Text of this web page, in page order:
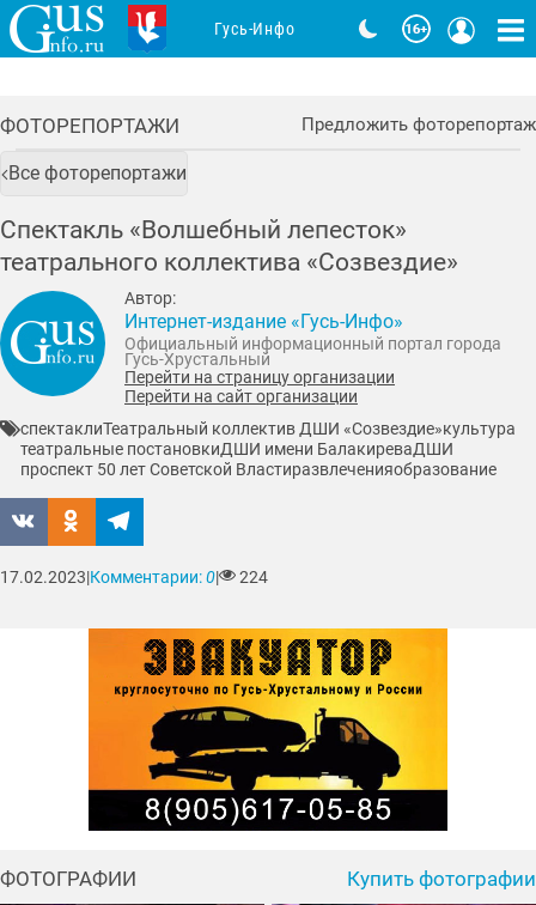
ФОТОРЕПОРТАЖИ Предложить фоторепортаж
Все фоторепортажи
Спектакль «Волшебный лепесток»
театрального коллектива «Созвездие»
Автор:
Интернет-издание «Гусь-Инфо»
Официальный информационный портал города
Гусь-Хрустальный
Перейти на страницу организации
Перейти на сайт организации
спектаклиТеатральный коллектив ДШИ «Созвездие»культура
театральные постановкиДШИ имени БалакиреваДШИ
проспект 50 лет Советской Властиразвлеченияобразование
17.02.2023|Комментарии:0| 224
ФОТОГРАФИИ Купить фотографии
Гусь-Инфо